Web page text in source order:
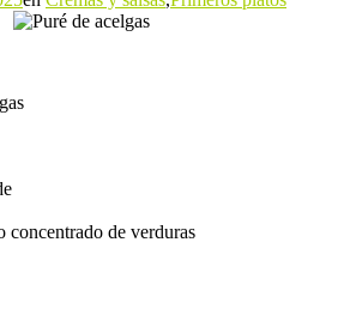
concentrado de verduras